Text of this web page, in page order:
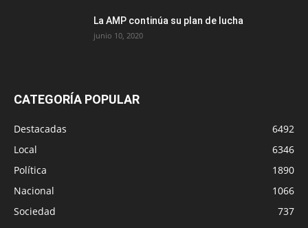
La AMP continúa su plan de lucha
junio 10, 2020
CATEGORÍA POPULAR
Destacadas
6492
Local
6346
Política
1890
Nacional
1066
Sociedad
737